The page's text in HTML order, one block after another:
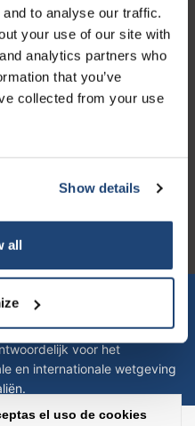
to analyse our traffic.
your use of our site with
analytics partners who
that you’ve
collected from your use
Show details
all
educatie en/of informatie en
hoe u het product kan en
voor het
en internationale wetgeving
el uso de cookies